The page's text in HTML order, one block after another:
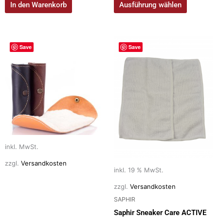
In den Warenkorb Ausführung wählen
Save
inkl. MwSt.
zzgl. Versandkosten
Dieses
Produkt
weist
mehrere
Varianten
auf.
Die
Optionen
können
auf
Produktseite
Save
inkl. 19 % MwSt.
zzgl. Versandkosten
SAPHIR
Saphir Sneaker Care ACTIVE